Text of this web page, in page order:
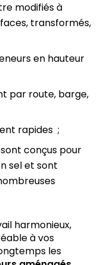
modifiés à
transformés,
en hauteur
par route, barge,
rapides ;
conçus pour
sel et sont
harmonieux,
à vos
les